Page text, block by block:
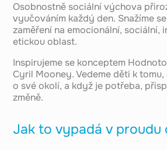
Osobnostně sociální výchova
vyučováním každý den. Snažíme
zaměření na emocionální, sociální,
etickou oblast.
Inspirujeme se konceptem
Cyril Mooney. Vedeme děti k
o své okolí, a když je potřeba,
změně.
Jak to vypadá v proudu